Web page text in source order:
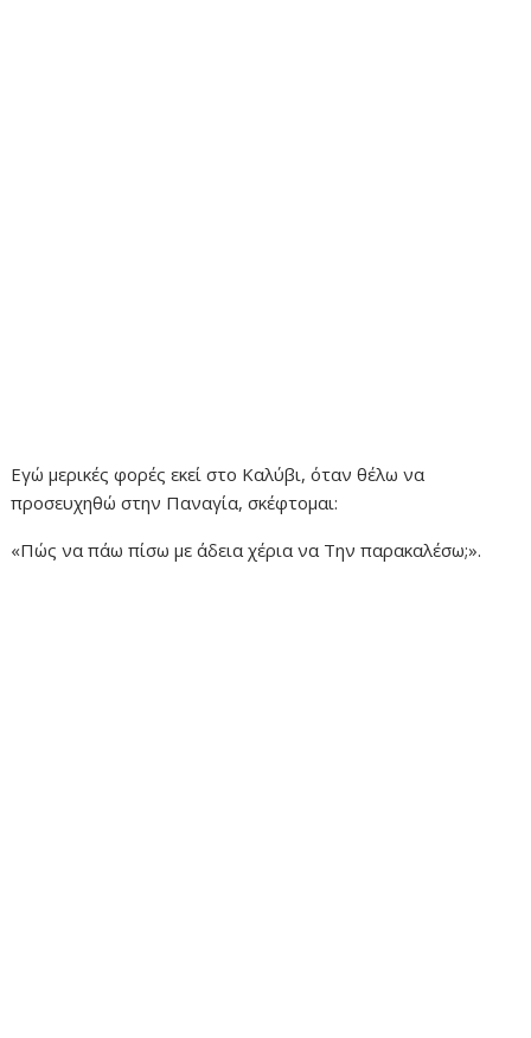
Εγώ μερικές φορές εκεί στο Καλύβι, όταν θέλω να
προσευχηθώ στην Παναγία, σκέφτομαι:
«Πώς να πάω πίσω με άδεια χέρια να Την παρακαλέσω;».